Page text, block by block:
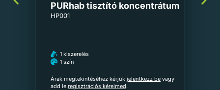
PURhab tisztító koncentrátum
HP001
1 kiszerelés
1 szín
Árak megtekintéséhez kérjük jelentkezz be vagy
add le regisztrációs kérelmed.